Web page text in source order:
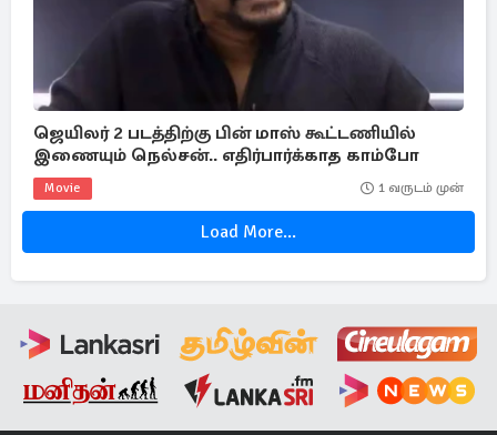
ஜெயிலர் 2 படத்திற்கு பின் மாஸ் கூட்டணியில்
இணையும் நெல்சன்.. எதிர்பார்க்காத காம்போ
Movie 1 வருடம் முன்
Load More...